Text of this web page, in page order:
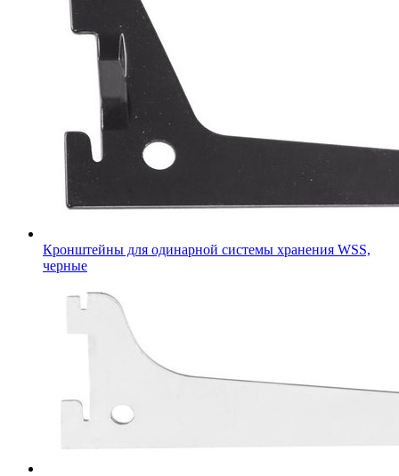
Кронштейны для одинарной системы хранения WSS,
черные